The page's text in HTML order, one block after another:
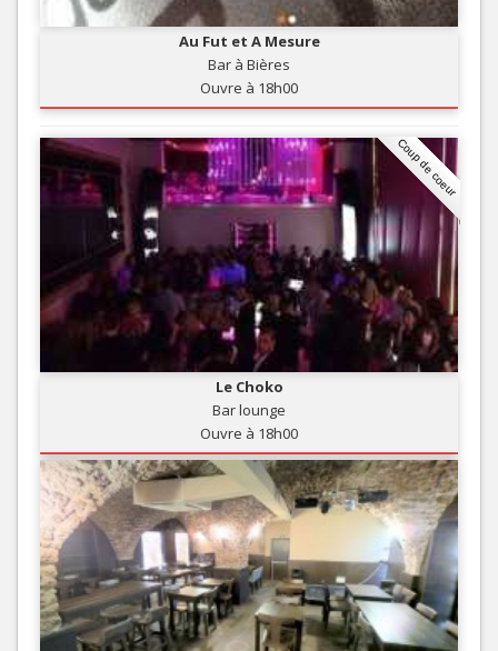
Au Fut et A Mesure
Bar à Bières
Ouvre à 18h00
Coup de coeur
Le Choko
Bar lounge
Ouvre à 18h00